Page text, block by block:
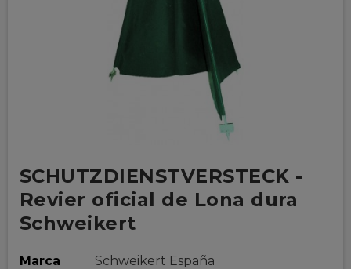
SCHUTZDIENSTVERSTECK -
Revier oficial de Lona dura
Schweikert
Marca
Schweikert España